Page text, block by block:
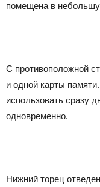
помещена в
С противоположной
и одной карты
использовать сразу
одновременно.
Нижний торец